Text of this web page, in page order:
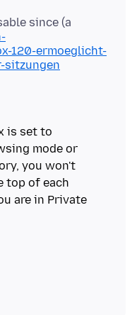
since (a
120-ermoeglicht-
sitzungen
is set to
mode or
you won't
top of each
are in Private